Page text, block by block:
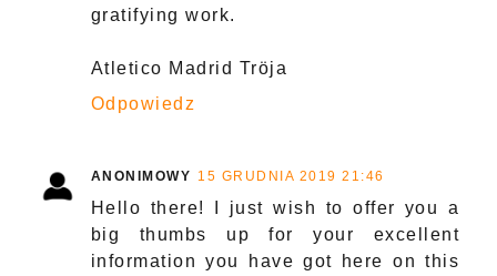
gratifying work.
Atletico Madrid Tröja
Odpowiedz
ANONIMOWY 15 GRUDNIA 2019 21:46
Hello there! I just wish to offer you a
big thumbs up for your excellent
information you have got here on this